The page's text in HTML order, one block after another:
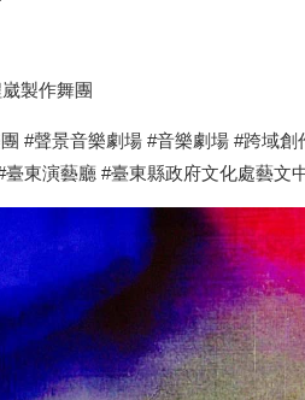
製作舞團
#聲景音樂劇場 #音樂劇場 #跨域
臺東演藝廳 #臺東縣政府文化處藝文